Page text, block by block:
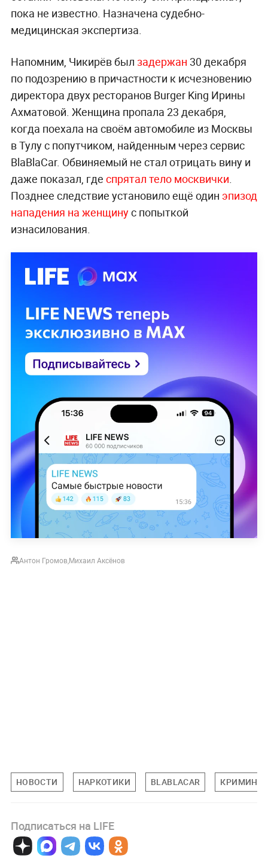
пока не известно. Назначена судебно-
медицинская экспертиза.
Напомним, Чикирёв был задержан 30 декабря
по подозрению в причастности к исчезновению
директора двух ресторанов Burger King Ирины
Ахматовой. Женщина пропала 23 декабря,
когда поехала на своём автомобиле из Москвы
в Тулу с попутчиком, найденным через сервис
BlaBlaCar. Обвиняемый не стал отрицать вину и
даже показал, где спрятал тело москвички.
Позднее следствие установило ещё один эпизод
нападения на женщинус попыткой
изнасилования.
Антон Громов Михаил Аксёнов
НОВОСТИ НАРКОТИКИ BLABLACAR
Подписаться на LIFE